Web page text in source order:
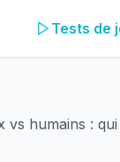
Tests de
vs humains :